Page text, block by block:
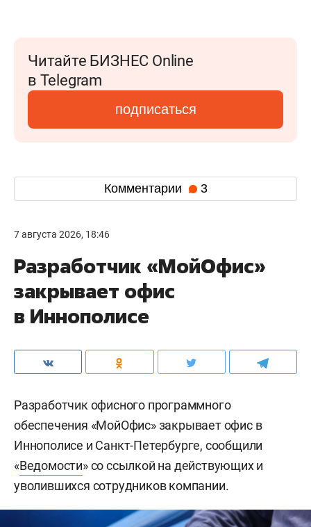
Читайте БИЗНЕС Online
в Telegram
подписаться
Комментарии 3
7 августа 2026, 18:46
Разработчик «МойОфис»
закрывает офис
в Иннополисе
Разработчик офисного программного
обеспечения «МойОфис» закрывает офис в
Иннополисе и Санкт-Петербурге, сообщили
«Ведомости» со ссылкой на действующих и
уволившихся сотрудников компании.